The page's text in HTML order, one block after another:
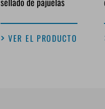
VER EL PRODUCTO